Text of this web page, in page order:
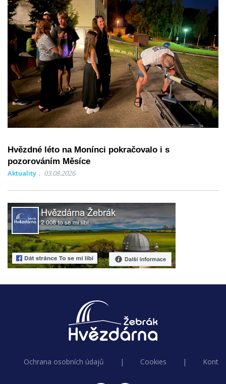
Hvězdné léto na Monínci pokračovalo i s
pozorováním Měsíce
Aktuality 03.08.2026
Ochrana osobních údajů | Cookies |